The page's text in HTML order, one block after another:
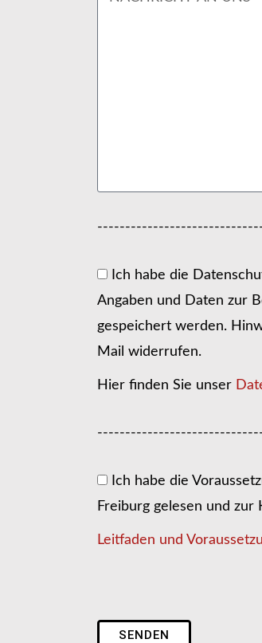
Ich habe die
Angaben und Daten zur
gespeichert werden.
Mail widerrufen.
Hier finden Sie unser
Ich habe die
Freiburg gelesen und zur
Leitfaden und
SENDEN